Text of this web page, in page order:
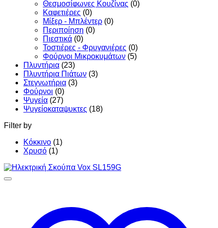
Θεσμοσίφωνες Κουζίνας (0)
Καφετιέρες (0)
Μίξερ - Μπλέντερ (0)
Περιποίηση (0)
Πιεστικά (0)
Τοστιέρες - Φρυγανιέρες (0)
Φούρνοι Μικροκυμάτων (5)
Πλυντήρια (23)
Πλυντήρια Πιάτων (3)
Στεγνωτήρια (3)
Φούρνοι (0)
Ψυγεία (27)
Ψυγείοκαταψυκτες (18)
Filter by
Κόκκινο (1)
Χρυσό (1)